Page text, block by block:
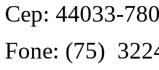
Cep: 44033-
Fone: (75)